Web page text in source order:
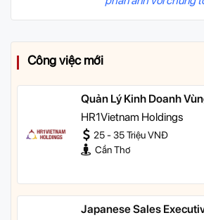
Công việc mới
Quản Lý Kinh Doanh
HR1Vietnam Holdings
25 - 35 Triệu VNĐ
Cần Thơ
Japanese Sales